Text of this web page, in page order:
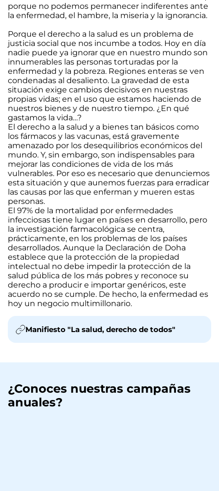
porque no podemos permanecer indiferentes ante
la enfermedad, el hambre, la miseria y la ignorancia.
Porque el derecho a la salud es un problema de
justicia social que nos incumbe a todos. Hoy en día
nadie puede ya ignorar que en nuestro mundo son
innumerables las personas torturadas por la
enfermedad y la pobreza. Regiones enteras se ven
condenadas al desaliento. La gravedad de esta
situación exige cambios decisivos en nuestras
propias vidas; en el uso que estamos haciendo de
nuestros bienes y de nuestro tiempo. ¿En qué
gastamos la vida…?
El derecho a la salud y a bienes tan básicos como
los fármacos y las vacunas, está gravemente
amenazado por los desequilibrios económicos del
mundo. Y, sin embargo, son indispensables para
mejorar las condiciones de vida de los más
vulnerables. Por eso es necesario que denunciemos
esta situación y que aunemos fuerzas para erradicar
las causas por las que enferman y mueren estas
personas.
El 97% de la mortalidad por enfermedades
infecciosas tiene lugar en países en desarrollo, pero
la investigación farmacológica se centra,
prácticamente, en los problemas de los países
desarrollados. Aunque la Declaración de Doha
establece que la protección de la propiedad
intelectual no debe impedir la protección de la
salud pública de los más pobres y reconoce su
derecho a producir e importar genéricos, este
acuerdo no se cumple. De hecho, la enfermedad es
hoy un negocio multimillonario.
Manifiesto "La salud, derecho de todos"
¿Conoces nuestras campañas
anuales?